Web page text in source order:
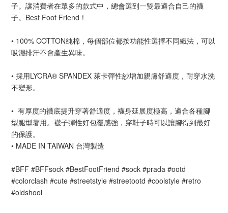
子。讓消費者在眾多的款式中，總會選到一雙最適合自己的襪
子。Best Foot Friend！
• 100% COTTON純棉，每個部位都按功能性選擇不同織法，可以
吸濕排汗不會產生異味。
• 採用LYCRA® SPANDEX 萊卡彈性紗增加親膚舒適度，耐穿水洗
不變形。
•  有厚度的襪底提升穿著舒適度，襪身延展度極高，適合各種腳
型腿型著用。襪子彈性好包覆感強，穿鞋子時可以讓腳得到最好
的保護。
• MADE IN TAIWAN 台灣製造
#BFF #BFFsock #BestFootFriend #sock #prada #ootd
#colorclash #cute #streetstyle #streetootd #coolstyle #retro
#oldshool